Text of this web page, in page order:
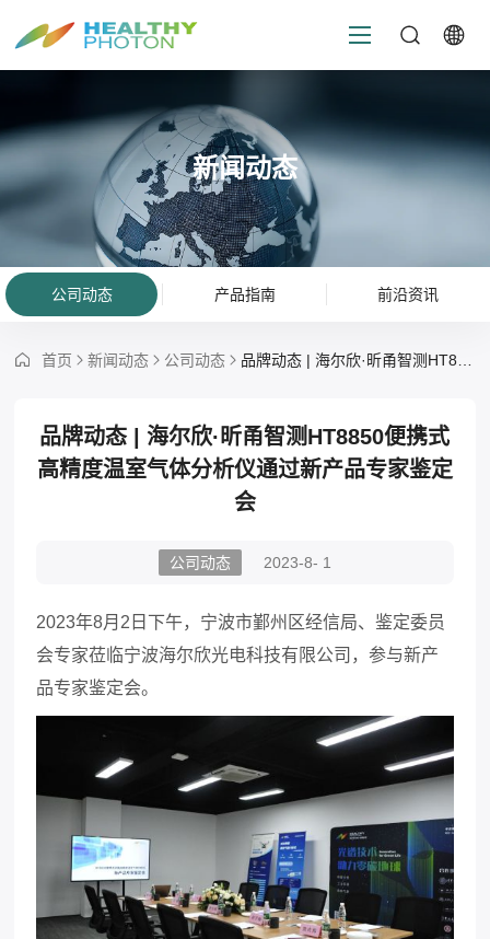
新闻动态
公司动态 产品指南 前沿资讯
首页 新闻动态 公司动态 品牌动态 | 海尔欣·昕甬智测HT8850便携式高精度温室气体分析仪通过新产品专家鉴定会
品牌动态 | 海尔欣·昕甬智测HT8850便携式
高精度温室气体分析仪通过新产品专家鉴定
会
公司动态 2023-8- 1
2023年8月2日下午， 宁波市鄞州区经信局、鉴定委员
会专家莅临宁波海尔欣光电科技有限公司，参与新产
品专家鉴定会。